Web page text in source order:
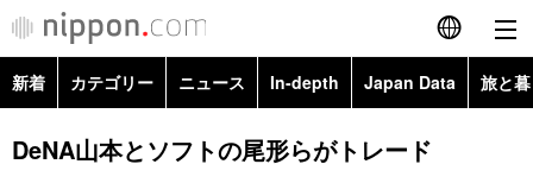
English
简体字
新着 カテゴリー ニュース In-depth Japan Data 旅と
政治・外交
DeNA山本とソフトの尾形らがトレード